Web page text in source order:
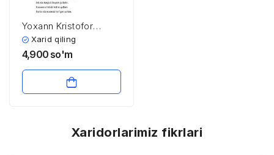
Yoxann Kristofor
Fridrix Shiller
Xarid qiling
4,900 so'm
Xaridorlarimiz fikrlari